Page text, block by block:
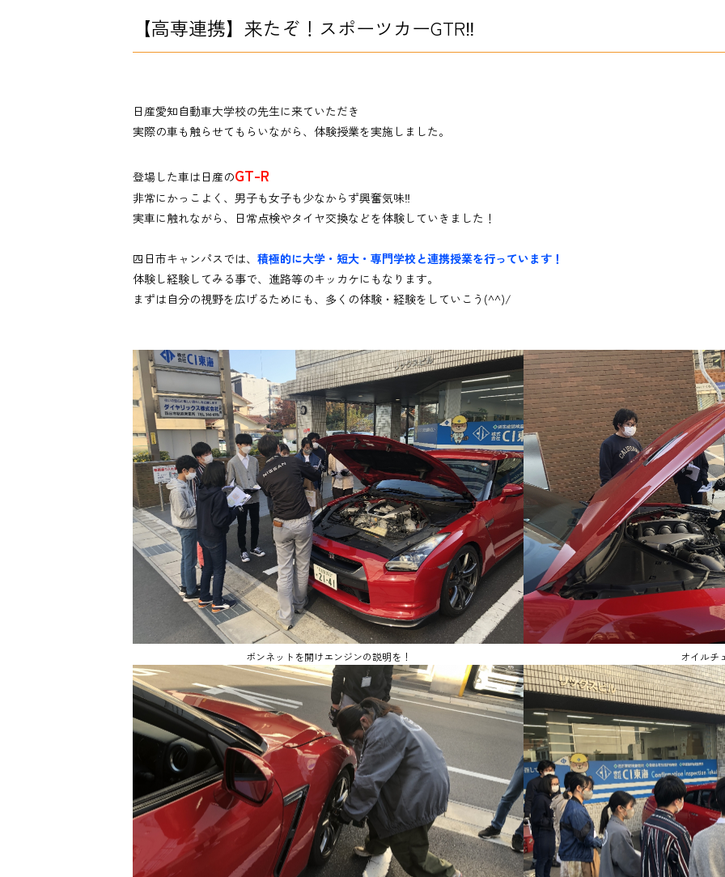
【高専連携】来たぞ！スポーツカーGTR‼
日産愛知自動車大学校の先生に来ていただき
実際の車も触らせてもらいながら、体験授業を実施しました。
登場した車は日産のGT-R
非常にかっこよく、男子も女子も少なからず興奮気味‼
実車に触れながら、日常点検やタイヤ交換などを体験していきました！
四日市キャンパスでは、 積極的に大学・短大・専門学校と連携授業を行っています！
体験し経験してみる事で、進路等のキッカケにもなります。
まずは自分の視野を広げるためにも、多くの体験・経験をしていこう(^^)/
ボンネットを開けエンジンの説明を！ オイルチ